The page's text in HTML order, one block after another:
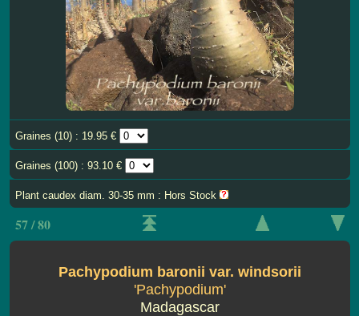
Graines (10) : 19.95 €
Graines (100) : 93.10 €
Plant caudex diam. 30-35 mm : Hors Stock
57 / 80
Pachypodium baronii var. windsorii
'Pachypodium'
Madagascar